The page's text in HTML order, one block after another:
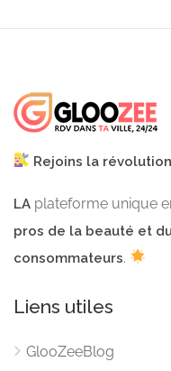
Rejoins la
LA plateforme unique
pros de la beauté et
consommateurs.
Liens utiles
GlooZeeBlog